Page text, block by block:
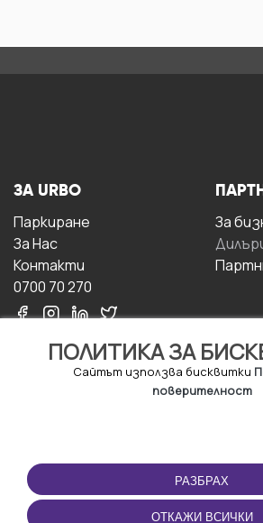
ПОЛИТИКА ЗА
Сайтът използва бисквитки
поверителност
РАЗБРАХ
ОТКАЖИ ВСИЧКИ
ЗА URBO
Паркиране
За Hас
Контакти
0700 70 270
За
ПОЛЗВАНЕ
Правила и условия за
ползване